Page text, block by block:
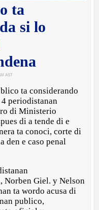
ta
si lo
AST
ta considerando
periodistanan
di Ministerio
di a tende di e
ta conoci, corte di
den e caso penal
Norben Giel. y Nelson
ta wordo acusa di
publico,